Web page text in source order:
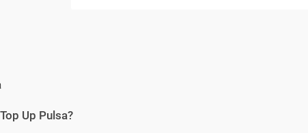
Up Pulsa?